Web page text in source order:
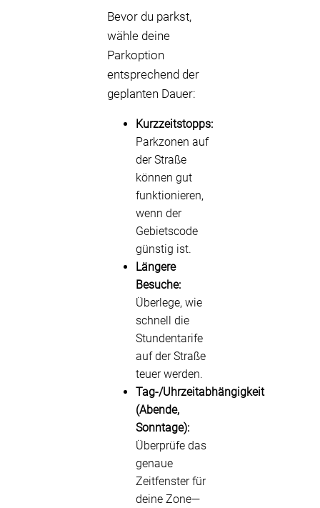
Bevor du parkst,
wähle deine
Parkoption
entsprechend der
geplanten Dauer:
Kurzzeitstopps:
Parkzonen auf
der Straße
können gut
funktionieren,
wenn der
Gebietscode
günstig ist.
Längere
Besuche:
Überlege, wie
schnell die
Stundentarife
auf der Straße
teuer werden.
Tag-/Uhrzeitabhängigkeit
(Abende,
Sonntage):
Überprüfe das
genaue
Zeitfenster für
deine Zone—